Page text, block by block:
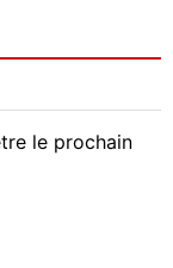
le prochain